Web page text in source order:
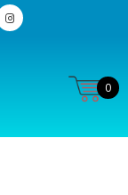
0